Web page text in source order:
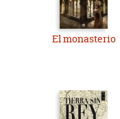
El monasterio